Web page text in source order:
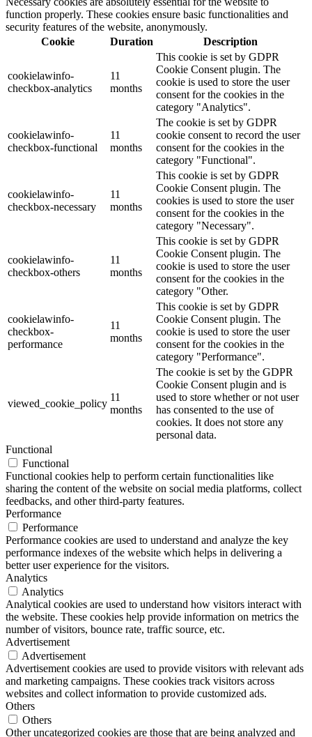
function properly. These cookies ensure basic functionalities and
security features of the website, anonymously.
Cookie
Duration Description
cookielawinfo-
checkbox-analytics
11
months
This cookie is set by GDPR
Cookie Consent plugin. The
cookie is used to store the user
consent for the cookies in the
category "Analytics".
cookielawinfo-
checkbox-functional
11
months
The cookie is set by GDPR
cookie consent to record the user
consent for the cookies in the
category "Functional".
cookielawinfo-
checkbox-necessary
11
months
This cookie is set by GDPR
Cookie Consent plugin. The
cookies is used to store the user
consent for the cookies in the
category "Necessary".
cookielawinfo-
checkbox-others
11
months
This cookie is set by GDPR
Cookie Consent plugin. The
cookie is used to store the user
consent for the cookies in the
category "Other.
cookielawinfo-
checkbox-
performance
11
months
This cookie is set by GDPR
Cookie Consent plugin. The
cookie is used to store the user
consent for the cookies in the
category "Performance".
viewed_cookie_policy
11
months
The cookie is set by the GDPR
Cookie Consent plugin and is
used to store whether or not user
has consented to the use of
cookies. It does not store any
personal data.
Functional
Functional
Functional cookies help to perform certain functionalities like
sharing the content of the website on social media platforms, collect
feedbacks, and other third-party features.
Performance
Performance
Performance cookies are used to understand and analyze the key
performance indexes of the website which helps in delivering a
better user experience for the visitors.
Analytics
Analytics
Analytical cookies are used to understand how visitors interact with
the website. These cookies help provide information on metrics the
number of visitors, bounce rate, traffic source, etc.
Advertisement
Advertisement
Advertisement cookies are used to provide visitors with relevant ads
and marketing campaigns. These cookies track visitors across
websites and collect information to provide customized ads.
Others
Others
Other uncategorized cookies are those that are being analyzed and